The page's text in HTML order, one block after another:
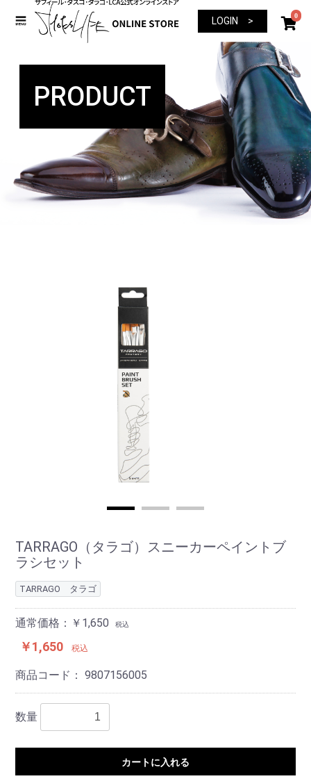
LOGIN > 0
PRODUCT
TARRAGO（タラゴ）スニーカーペイントブ
ラシセット
TARRAGO タラゴ
通常価格：￥1,650 税込
￥1,650 税込
商品コード：9807156005
数量
カートに入れる